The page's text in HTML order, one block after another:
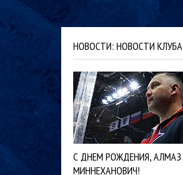
НОВОСТИ: НОВОСТИ КЛУБА
С ДНЕМ РОЖДЕНИЯ, АЛМАЗ
МИННЕХАНОВИЧ!